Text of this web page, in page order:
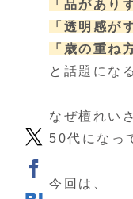
「品があり
「透明感が
「歳の重ね
と話題にな
なぜ檀れい
50代になっ
今回は、